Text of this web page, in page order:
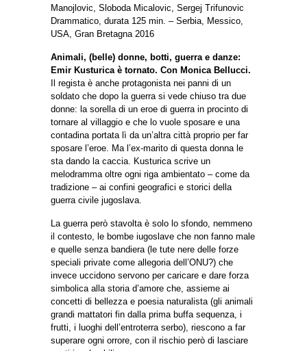
Manojlovic, Sloboda Micalovic, Sergej Trifunovic
Drammatico, durata 125 min. – Serbia, Messico,
USA, Gran Bretagna 2016
Animali, (belle) donne, botti, guerra e danze:
Emir Kusturica è tornato. Con Monica Bellucci.
Il regista è anche protagonista nei panni di un
soldato che dopo la guerra si vede chiuso tra due
donne: la sorella di un eroe di guerra in procinto di
tornare al villaggio e che lo vuole sposare e una
contadina portata lì da un’altra città proprio per far
sposare l’eroe. Ma l’ex-marito di questa donna le
sta dando la caccia. Kusturica scrive un
melodramma oltre ogni riga ambientato – come da
tradizione – ai confini geografici e storici della
guerra civile jugoslava.
La guerra però stavolta è solo lo sfondo, nemmeno
il contesto, le bombe iugoslave che non fanno male
e quelle senza bandiera (le tute nere delle forze
speciali private come allegoria dell’ONU?) che
invece uccidono servono per caricare e dare forza
simbolica alla storia d’amore che, assieme ai
concetti di bellezza e poesia naturalista (gli animali
grandi mattatori fin dalla prima buffa sequenza, i
frutti, i luoghi dell’entroterra serbo), riescono a far
superare ogni orrore, con il rischio però di lasciare